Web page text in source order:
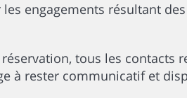
engagements résultant
tous les
à rester communicatif et